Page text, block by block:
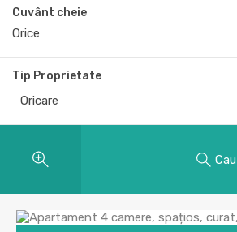
Cuvânt cheie
Tip Proprietate
Oricare